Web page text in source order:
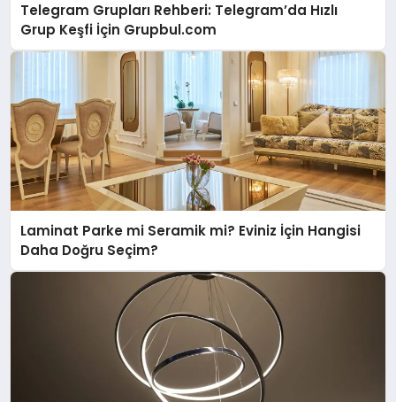
Telegram Grupları Rehberi: Telegram’da Hızlı
Grup Keşfi İçin Grupbul.com
Laminat Parke mi Seramik mi? Eviniz İçin Hangisi
Daha Doğru Seçim?